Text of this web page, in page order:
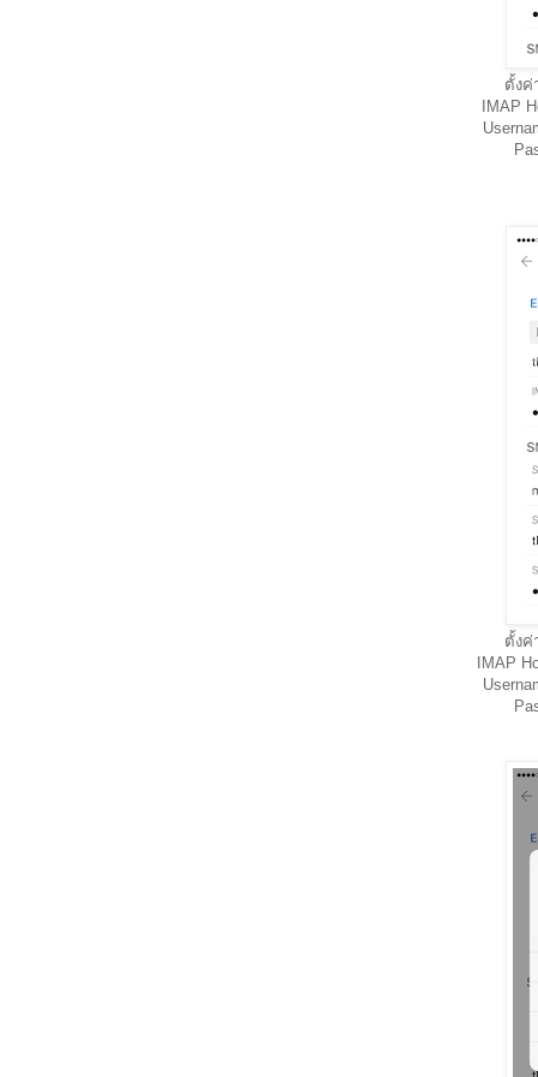
ตั้งค่
IMAP
ตั้งค่
IMAP